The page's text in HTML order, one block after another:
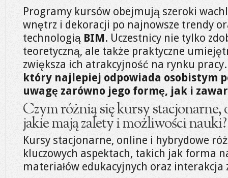
Programy kursów obejmują szeroki
wnętrz i dekoracji po najnowsze trendy
technologią BIM. Uczestnicy nie tylko
teoretyczną, ale także praktyczne
zwiększa ich atrakcyjność na rynku
który najlepiej odpowiada osobistym
uwagę zarówno jego formę, jak i
Czym różnią się kursy
jakie mają zalety i możliwości nauki?
Kursy stacjonarne, online i hybrydowe
kluczowych aspektach, takich jak forma
materiałów edukacyjnych oraz